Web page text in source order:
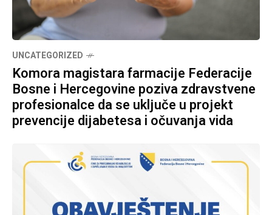
UNCATEGORIZED
Komora magistara farmacije Federacije
Bosne i Hercegovine poziva zdravstvene
profesionalce da se uključe u projekt
prevencije dijabetesa i očuvanja vida